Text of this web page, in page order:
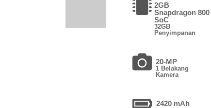
2GB
Snapdragon 800
SoC
32GB
Penyimpanan
20-MP
1 Belakang
Kamera
2420 mAh